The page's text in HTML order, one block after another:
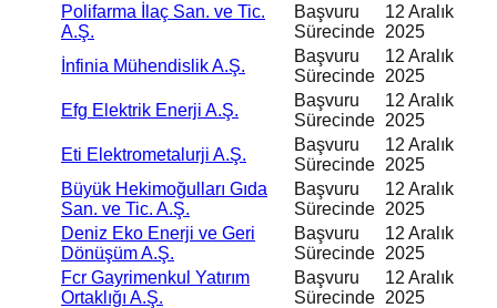
Polifarma İlaç San. ve Tic.
A.Ş.
Başvuru
Sürecinde
12 Aralık
2025
İnfinia Mühendislik A.Ş.
Başvuru
Sürecinde
12 Aralık
2025
Efg Elektrik Enerji A.Ş.
Başvuru
Sürecinde
12 Aralık
2025
Eti Elektrometalurji A.Ş.
Başvuru
Sürecinde
12 Aralık
2025
Büyük Hekimoğulları Gıda
San. ve Tic. A.Ş.
Başvuru
Sürecinde
12 Aralık
2025
Deniz Eko Enerji ve Geri
Dönüşüm A.Ş.
Başvuru
Sürecinde
12 Aralık
2025
Fcr Gayrimenkul Yatırım
Ortaklığı A.Ş.
Başvuru
Sürecinde
12 Aralık
2025